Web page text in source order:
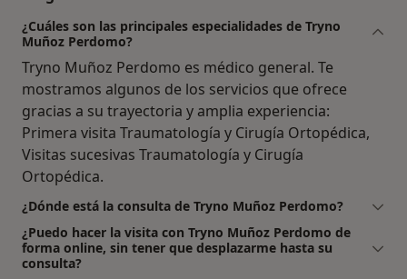
¿Cuáles son las principales especialidades de Tryno
Muñoz Perdomo?
Tryno Muñoz Perdomo es médico general. Te
mostramos algunos de los servicios que ofrece
gracias a su trayectoria y amplia experiencia:
Primera visita Traumatología y Cirugía Ortopédica,
Visitas sucesivas Traumatología y Cirugía
Ortopédica.
¿Dónde está la consulta de Tryno Muñoz Perdomo?
¿Puedo hacer la visita con Tryno Muñoz Perdomo de
forma online, sin tener que desplazarme hasta su
consulta?